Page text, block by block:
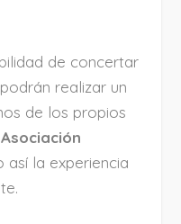
de concertar
podrán realizar un
de los propios
Asociación
así la experiencia